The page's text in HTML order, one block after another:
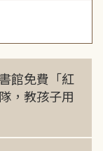
館免費「紅
，教孩子用